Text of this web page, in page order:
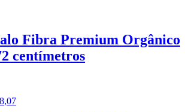
Fibra Premium Orgânico
centímetros
,07